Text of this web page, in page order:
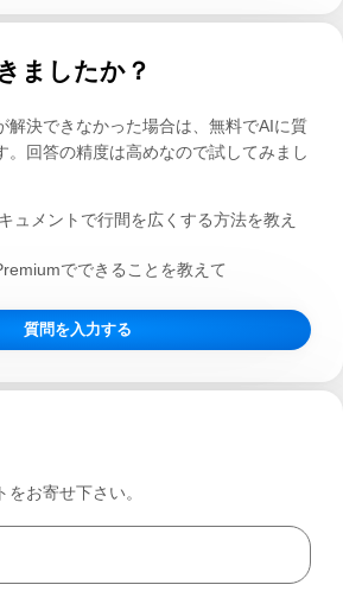
ましたか？
解決できなかった場合は、無料でAIに質
。回答の精度は高めなので試してみまし
ュメントで行間を広くする方法を教え
でできることを教えて
質問を入力する
お寄せ下さい。